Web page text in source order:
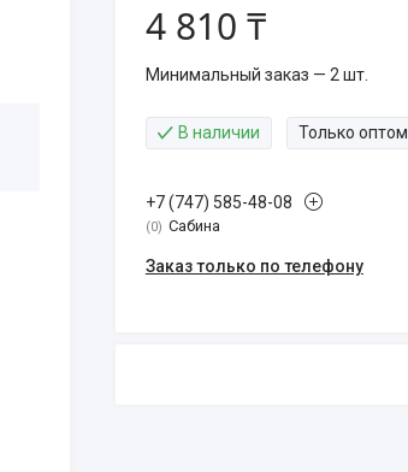
4 810 ₸
Минимальный заказ — 2 шт.
В наличии Только оптом
+7 (747) 585-48-08
0 Сабина
Заказ только по телефону